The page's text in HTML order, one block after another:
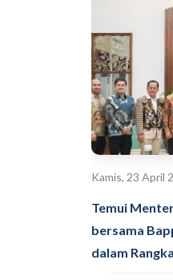
Kamis, 23 April
Temui
bersama
dalam